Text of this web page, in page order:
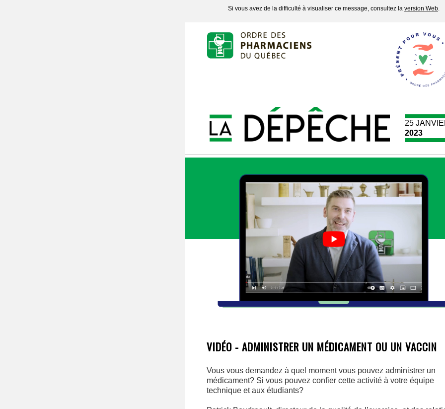
Si vous avez de la difficulté à visualiser ce message, consultez la version Web.
25
2023
VIDÉO - ADMINISTRER UN MÉDICAMENT OU UN VACCIN
Vous vous demandez à quel moment vous pouvez administrer un
médicament? Si vous pouvez confier cette activité à votre équipe
technique et aux étudiants?